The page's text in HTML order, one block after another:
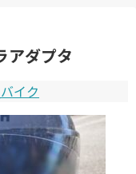
アダプタ
イク